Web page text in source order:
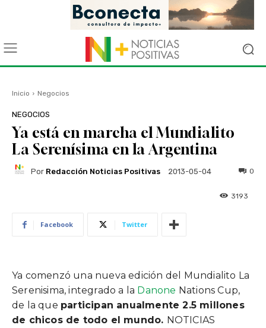
Inicio Negocios
NEGOCIOS
Ya está en marcha el Mundialito
La Serenísima en la Argentina
Por Redacción Noticias Positivas 2013-05-04 0
3193
Facebook Twitter
Ya comenzó una nueva edición del Mundialito La
Serenisima, integrado a la Danone Nations Cup,
de la que participan anualmente 2.5 millones
de chicos de todo el mundo. NOTICIAS